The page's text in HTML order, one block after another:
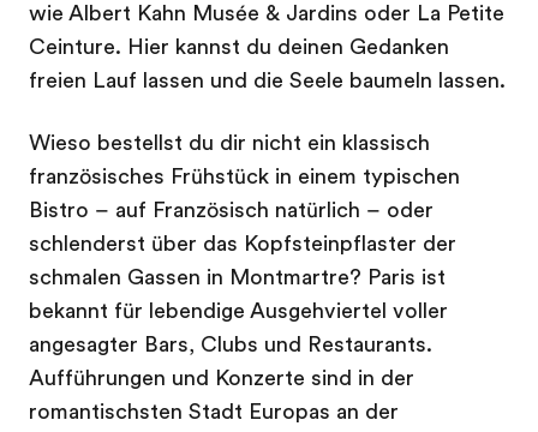
wie Albert Kahn Musée & Jardins oder La Petite
Ceinture. Hier kannst du deinen Gedanken
freien Lauf lassen und die Seele baumeln lassen.
Wieso bestellst du dir nicht ein klassisch
französisches Frühstück in einem typischen
Bistro – auf Französisch natürlich – oder
schlenderst über das Kopfsteinpflaster der
schmalen Gassen in Montmartre? Paris ist
bekannt für lebendige Ausgehviertel voller
angesagter Bars, Clubs und Restaurants.
Aufführungen und Konzerte sind in der
romantischsten Stadt Europas an der